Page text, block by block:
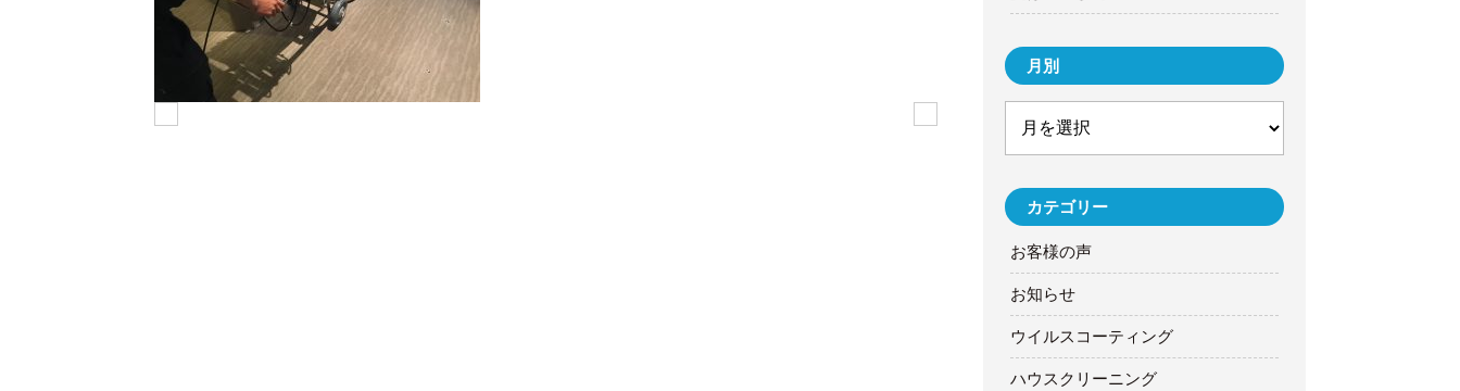
月別
カテゴリー
お客様の声
お知らせ
ウイルスコーティング
ハウスクリーニング